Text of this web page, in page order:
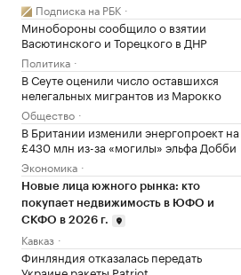
Подписка на РБК
Минобороны сообщило о взятии
Васютинского и Торецкого в ДНР
Политика
В Сеуте оценили число оставшихся
нелегальных мигрантов из Марокко
Общество
В Британии изменили энергопроект на
£430 млн из-за «могилы» эльфа Добби
Экономика
Новые лица южного рынка: кто
покупает недвижимость в ЮФО и
СКФО в 2026 г.
Кавказ
Финляндия отказалась передать
Украине ракеты Patriot